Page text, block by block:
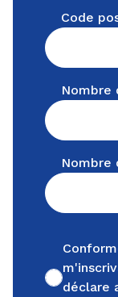
Code
Nombre
Nombre
Non
déclare